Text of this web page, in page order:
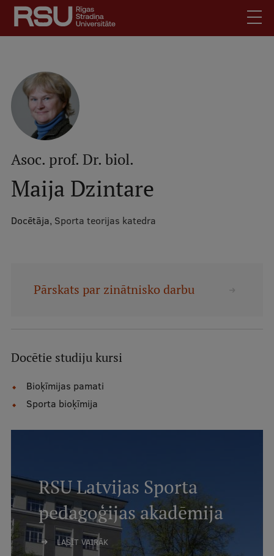
Pārlekt
galveno
saturu
Latviski
Meklēt Mobile
augšējā
izvēlne
Skolēniem
Studentiem
Darbiniekiem
Darba devējiem
Mobile
Pamatstudiju programmas
Maģistra studiju programmas
Doktorantūra
Rezidentūra
Par RSU
Asoc. prof. Dr. biol.
Maija Dzintare
Docētāja, Sporta teorijas katedra
Pārskats par zinātnisko darbu
Docētie studiju kursi
Bioķīmijas pamati
Sporta bioķīmija
RSU Latvijas Sporta
pedagoģijas akadēmija
LASĪT VAIRĀK